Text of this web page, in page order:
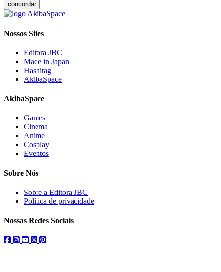
concordar
Nossos Sites
Editora JBC
Made in Japan
Hashitag
AkibaSpace
AkibaSpace
Games
Cinema
Anime
Cosplay
Eventos
Sobre Nós
Sobre a Editora JBC
Política de privacidade
Nossas Redes Sociais
facebook
instagram
youtube
twitterpinterest